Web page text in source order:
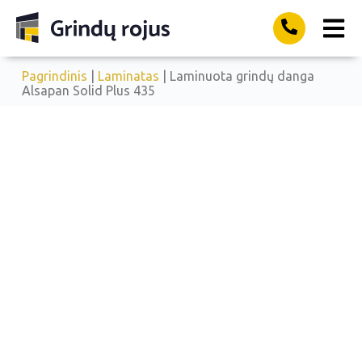
Pagrindinis Laminatas | Laminuota grindų danga
Alsapan Solid Plus 435